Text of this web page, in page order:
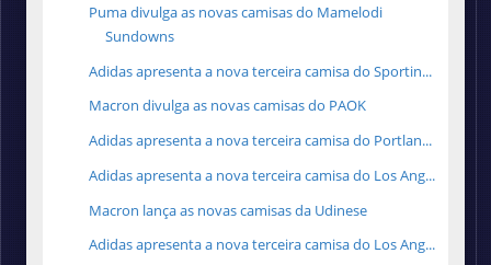
Puma divulga as novas camisas do Mamelodi
Sundowns
Adidas apresenta a nova terceira camisa do Sportin...
Macron divulga as novas camisas do PAOK
Adidas apresenta a nova terceira camisa do Portlan...
Adidas apresenta a nova terceira camisa do Los Ang...
Macron lança as novas camisas da Udinese
Adidas apresenta a nova terceira camisa do Los Ang...